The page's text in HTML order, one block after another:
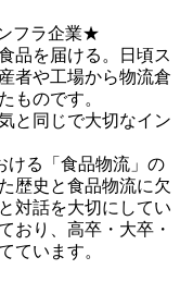
フラ企業★
品を届ける。日頃ス
者や工場から物流倉
ものです。
と同じで大切なイン
ける「食品物流」の
歴史と食品物流に欠
対話を大切にしてい
おり、高卒・大卒・
ています。